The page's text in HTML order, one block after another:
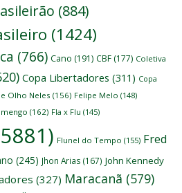
(884)
(1424)
(766) Cano (191) CBF (177) Coletiva
Copa Libertadores (311) Copa
Olho Neles (156) Felipe Melo (148)
(162) Fla x Flu (145)
Flunel do Tempo (155) Fred
(245) Jhon Arias (167) John Kennedy
(327) Maracanã (579)